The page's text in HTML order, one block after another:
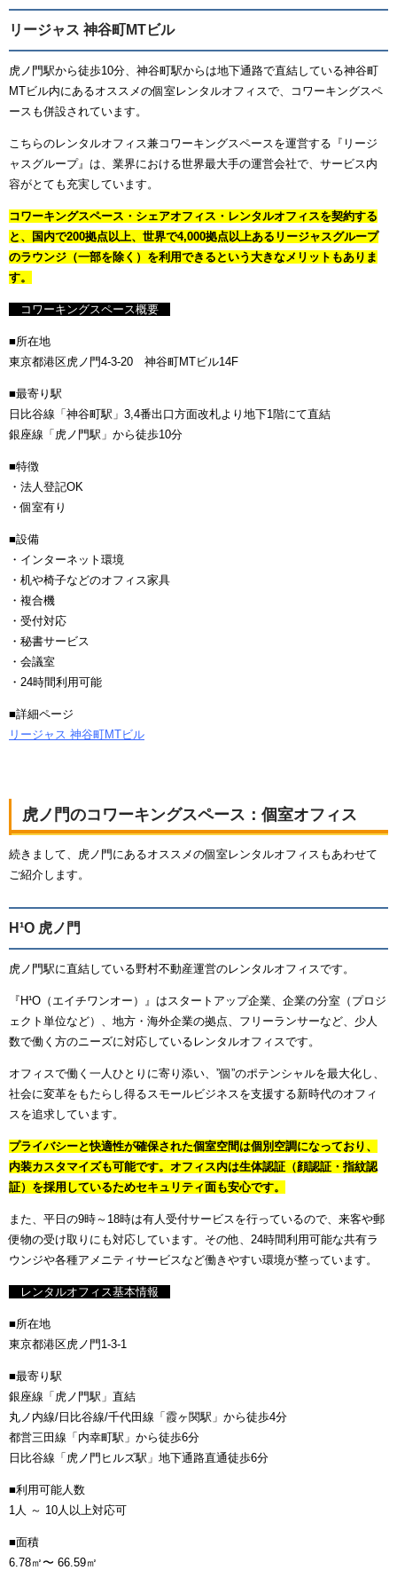
リージャス 神谷町MTビル
虎ノ門駅から徒歩10分、神谷町駅からは地下通路で直結している神谷町
MTビル内にあるオススメの個室レンタルオフィスで、コワーキングスペ
ースも併設されています。
こちらのレンタルオフィス兼コワーキングスペースを運営する『リージ
ャスグループ』は、業界における世界最大手の運営会社で、サービス内
容がとても充実しています。
コワーキングスペース・シェアオフィス・レンタルオフィスを契約する
と、国内で200拠点以上、世界で4,000拠点以上あるリージャスグループ
のラウンジ（一部を除く）を利用できるという大きなメリットもありま
す。
コワーキングスペース概要
■所在地
東京都港区虎ノ門4-3-20 神谷町MTビル14F
■最寄り駅
日比谷線「神谷町駅」3,4番出口方面改札より地下1階にて直結
銀座線「虎ノ門駅」から徒歩10分
■特徴
・法人登記OK
・個室有り
■設備
・インターネット環境
・机や椅子などのオフィス家具
・複合機
・受付対応
・秘書サービス
・会議室
・24時間利用可能
■詳細ページ
リージャス 神谷町MTビル
虎ノ門のコワーキングスペース：個室オフィス
続きまして、虎ノ門にあるオススメの個室レンタルオフィスもあわせて
ご紹介します。
H¹O 虎ノ門
虎ノ門駅に直結している野村不動産運営のレンタルオフィスです。
『H¹O（エイチワンオー）』はスタートアップ企業、企業の分室（プロジ
ェクト単位など）、地方・海外企業の拠点、フリーランサーなど、少人
数で働く方のニーズに対応しているレンタルオフィスです。
オフィスで働く一人ひとりに寄り添い、”個”のポテンシャルを最大化し、
社会に変革をもたらし得るスモールビジネスを支援する新時代のオフィ
スを追求しています。
プライバシーと快適性が確保された個室空間は個別空調になっており、
内装カスタマイズも可能です。オフィス内は生体認証（顔認証・指紋認
証）を採用しているためセキュリティ面も安心です。
また、平日の9時～18時は有人受付サービスを行っているので、来客や郵
便物の受け取りにも対応しています。その他、24時間利用可能な共有ラ
ウンジや各種アメニティサービスなど働きやすい環境が整っています。
レンタルオフィス基本情報
■所在地
東京都港区虎ノ門1-3-1
■最寄り駅
銀座線「虎ノ門駅」直結
丸ノ内線/日比谷線/千代田線「霞ヶ関駅」から徒歩4分
都営三田線「内幸町駅」から徒歩6分
日比谷線「虎ノ門ヒルズ駅」地下通路直通徒歩6分
■利用可能人数
1人 ～ 10人以上対応可
■面積
6.78㎡〜 66.59㎡